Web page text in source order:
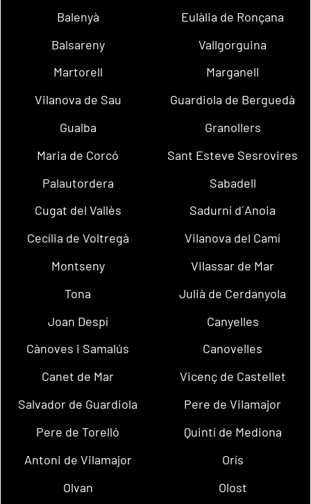
Balenyà
Eulàlia de Ronçana
Balsareny
Vallgorguina
Martorell
Marganell
Vilanova de Sau
Guardiola de Berguedà
Gualba
Granollers
Maria de Corcó
Sant Esteve Sesrovires
Palautordera
Sabadell
Cugat del Vallès
Sadurní d´Anoia
Cecília de Voltregà
Vilanova del Camí
Montseny
Vilassar de Mar
Tona
Julià de Cerdanyola
Joan Despí
Canyelles
Cànoves i Samalús
Canovelles
Canet de Mar
Vicenç de Castellet
Salvador de Guardiola
Pere de Vilamajor
Pere de Torelló
Quintí de Mediona
Antoni de Vilamajor
Orís
Olvan
Olost